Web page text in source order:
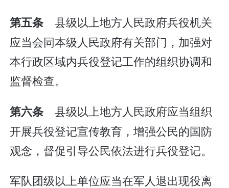
第五条县级以上地方人民政府兵役机关
应当会同本级人民政府有关部门，加强对
本行政区域内兵役登记工作的组织协调和
监督检查。
第六条县级以上地方人民政府应当组织
开展兵役登记宣传教育，增强公民的国防
观念，督促引导公民依法进行兵役登记。
军队团级以上单位应当在军人退出现役离